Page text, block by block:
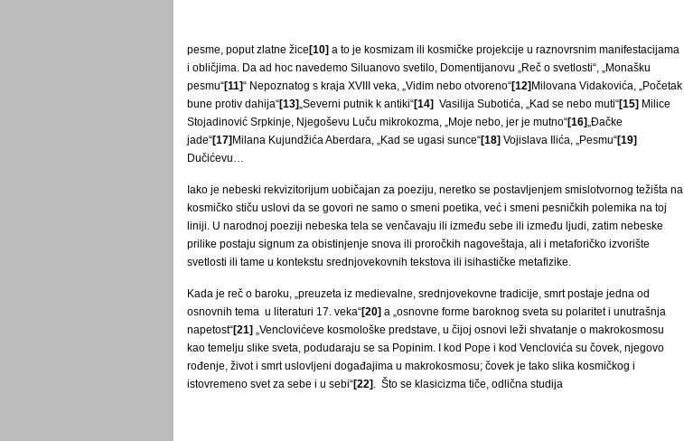
pesme, poput zlatne žice [10] a to je kosmizam ili kosmičke projekcije u raznovrsnim manifestacijama
i obličjima. Da ad hoc navedemo Siluanovo svetilo, Domentijanovu „Reč o svetlosti“, „Monašku
pesmu“[11]“ Nepoznatog s kraja XVIII veka, „Vidim nebo otvoreno“[12] Milovana Vidakovića, „Početak
bune protiv dahija“[13]„Severni putnik k antiki“[14] Vasilija Subotića, „Kad se nebo muti“[15] Milice
Stojadinović Srpkinje, Njegoševu Luču mikrokozma, „Moje nebo, jer je mutno“[16]„Đačke
jade“[17] Milana Kujundžića Aberdara, „Kad se ugasi sunce“[18] Vojislava Ilića, „Pesmu“[19]
Dučićevu…
Iako je nebeski rekvizitorijum uobičajan za poeziju, neretko se postavljenjem smislotvornog težišta na
kosmičko stiču uslovi da se govori ne samo o smeni poetika, već i smeni pesničkih polemika na toj
liniji. U narodnoj poeziji nebeska tela se venčavaju ili između sebe ili između ljudi, zatim nebeske
prilike postaju signum za obistinjenje snova ili proročkih nagoveštaja, ali i metaforičko izvorište
svetlosti ili tame u kontekstu srednjovekovnih tekstova ili isihastičke metafizike.
Kada je reč o baroku, „preuzeta iz medievalne, srednjovekovne tradicije, smrt postaje jedna od
osnovnih tema u literaturi 17. veka“[20] a „osnovne forme baroknog sveta su polaritet i unutrašnja
napetost“[21] „Venclovićeve kosmološke predstave, u čijoj osnovi leži shvatanje o makrokosmosu
kao temelju slike sveta, podudaraju se sa Popinim. I kod Pope i kod Venclovića su čovek, njegovo
rođenje, život i smrt uslovljeni događajima u makrokosmosu; čovek je tako slika kosmičkog i
istovremeno svet za sebe i u sebi“[22] . Što se klasicizma tiče, odlična studija